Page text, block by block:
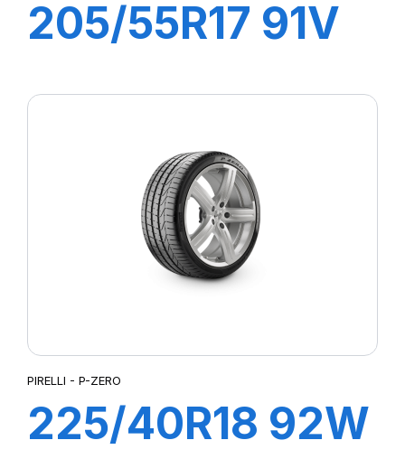
205/55R17 91V
PIRELLI - P-ZERO
225/40R18 92W